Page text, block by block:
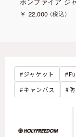
￥ 22,000 税込
ジャケット
キャンバス